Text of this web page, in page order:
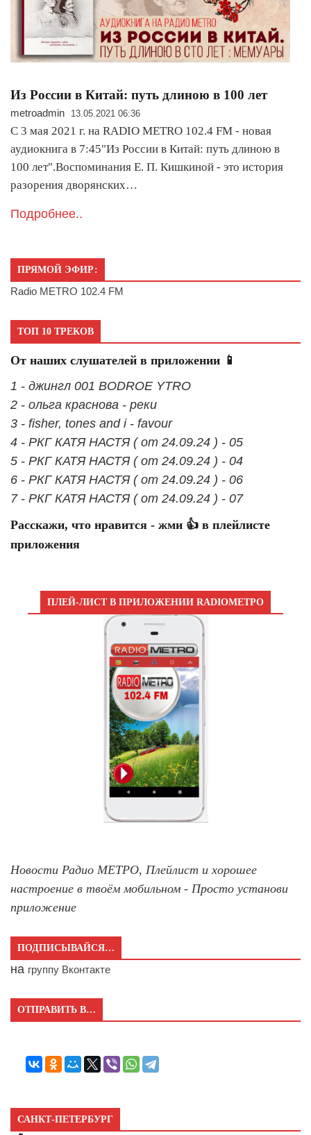
Из России в Китай: путь длиною в 100 лет
metroadmin 13.05.2021 06:36
С 3 мая 2021 г. на RADIO METRO 102.4 FM - новая
аудиокнига в 7:45"Из России в Китай: путь длиною в
100 лет".Воспоминания Е. П. Кишкиной - это история
разорения дворянских…
Подробнее..
ПРЯМОЙ ЭФИР:
Radio METRO 102.4 FM
ТОП 10 ТРЕКОВ
От наших слушателей в приложении 📱
1 - джингл 001 BODROE YTRO
2 - ольга краснова - реки
3 - fisher, tones and i - favour
4 - РКГ КАТЯ НАСТЯ ( от 24.09.24 ) - 05
5 - РКГ КАТЯ НАСТЯ ( от 24.09.24 ) - 04
6 - РКГ КАТЯ НАСТЯ ( от 24.09.24 ) - 06
7 - РКГ КАТЯ НАСТЯ ( от 24.09.24 ) - 07
Расскажи, что нравится - жми 👍 в плейлисте
приложения
ПЛЕЙ-ЛИСТ В ПРИЛОЖЕНИИ RADIOМЕТРО
Новости Радио МЕТРО, Плейлист и хорошее
настроение в твоём мобильном - Просто установи
приложение
ПОДПИСЫВАЙСЯ…
на группу Вконтакте
ОТПРАВИТЬ В…
САНКТ-ПЕТЕРБУРГ